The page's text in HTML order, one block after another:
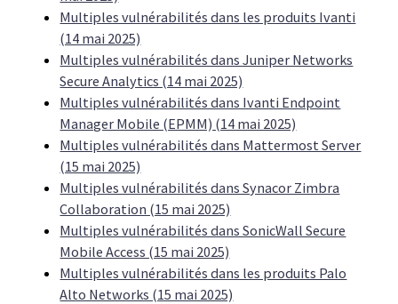
Multiples vulnérabilités dans les produits Ivanti
(14 mai 2025)
Multiples vulnérabilités dans Juniper Networks
Secure Analytics (14 mai 2025)
Multiples vulnérabilités dans Ivanti Endpoint
Manager Mobile (EPMM) (14 mai 2025)
Multiples vulnérabilités dans Mattermost Server
(15 mai 2025)
Multiples vulnérabilités dans Synacor Zimbra
Collaboration (15 mai 2025)
Multiples vulnérabilités dans SonicWall Secure
Mobile Access (15 mai 2025)
Multiples vulnérabilités dans les produits Palo
Alto Networks (15 mai 2025)